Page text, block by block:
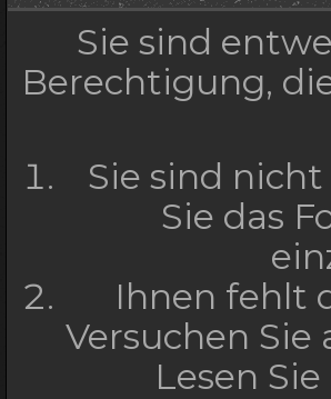
Sie sind
Berechtigung,
Sie sind
Sie das
Ihnen fehlt
Versuchen
Lesen